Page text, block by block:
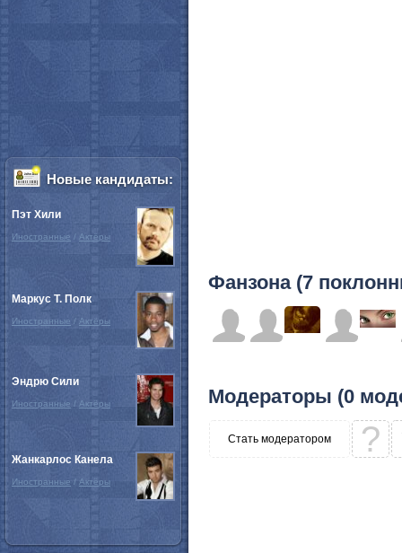
Фанзона (7
Модераторы (0
Стать модератором ?
Новые кандидаты:
Пэт Хили
Иностранные / Актёры
Маркус Т. Полк
Иностранные / Актёры
Эндрю Сили
Иностранные / Актёры
Жанкарлос Канела
Иностранные / Актёры